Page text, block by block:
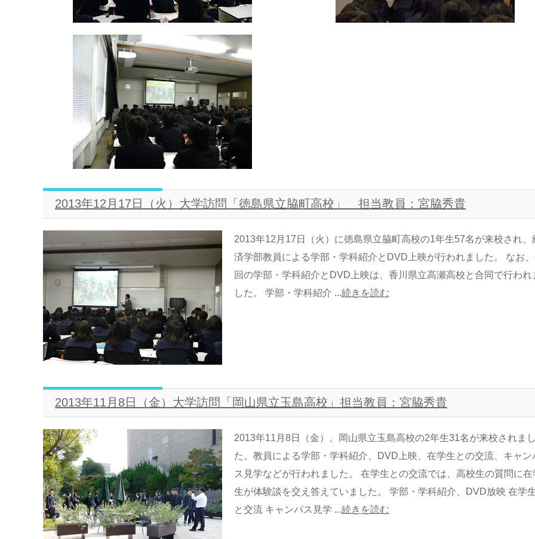
2013年12月17日（火）大学訪問「徳島県立脇町高校」 担当教員：宮脇秀貴
2013年12月17日（火）に徳島県立脇町高校の1年生57名が来校され、
済学部教員による学部・学科紹介とDVD上映が行われました。 なお
回の学部・学科紹介とDVD上映は、香川県立高瀬高校と合同で行われ
した。 学部・学科紹介 ...続きを読む
2013年11月8日（金）大学訪問「岡山県立玉島高校」担当教員：宮脇秀貴
2013年11月8日（金）、岡山県立玉島高校の2年生31名が来校されまし
た。教員による学部・学科紹介、DVD上映、在学生との交流、キャン
ス見学などが行われました。 在学生との交流では、高校生の質問に在
生が体験談を交え答えていました。 学部・学科紹介、DVD放映 在学
と交流 キャンパス見学 ...続きを読む